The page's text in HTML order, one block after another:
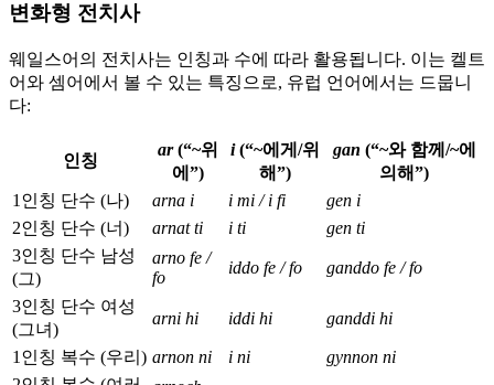
변화형 전치사
웨일스어의 전치사는 인칭과 수에 따라 활용됩니다. 이는 켈트
어와 셈어에서 볼 수 있는 특징으로, 유럽 언어에서는 드뭅니
다:
인칭
ar(“~위
에”)
i(“~에게/위
해”)
gan (“~와 함께/~에
의해”)
1인칭 단수 (나)
arna i i mi / i fi
gen i
2인칭 단수 (너)
arnat ti i ti
gen ti
3인칭 단수 남성
(그)
arno fe /
fo
iddo fe / fo ganddo fe / fo
3인칭 단수 여성
(그녀)
arni hi iddi hi ganddi hi
1인칭 복수 (우리) arnon ni i ni
gynnon ni